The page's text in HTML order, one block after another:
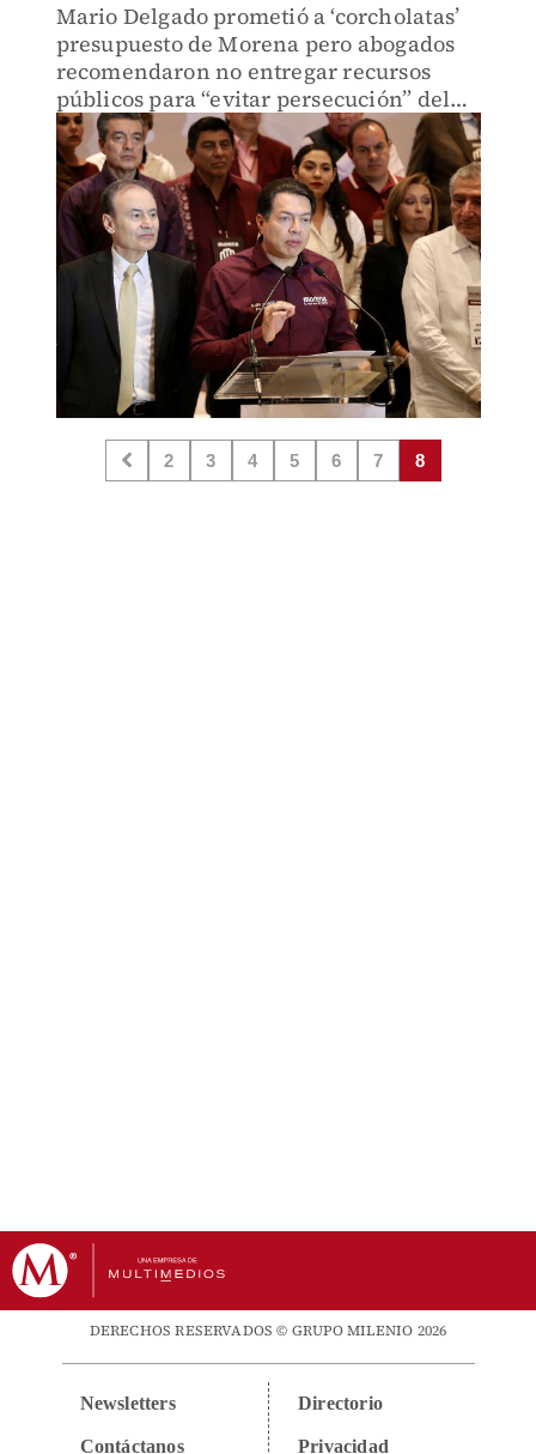
Mario Delgado prometió a ‘corcholatas’
presupuesto de Morena pero abogados
recomendaron no entregar recursos
públicos para “evitar persecución” del
INE.
2 3 4 5 6 7 8
DERECHOS RESERVADOS © GRUPO MILENIO 2026
Newsletters
Contáctanos
Directorio
Privacidad